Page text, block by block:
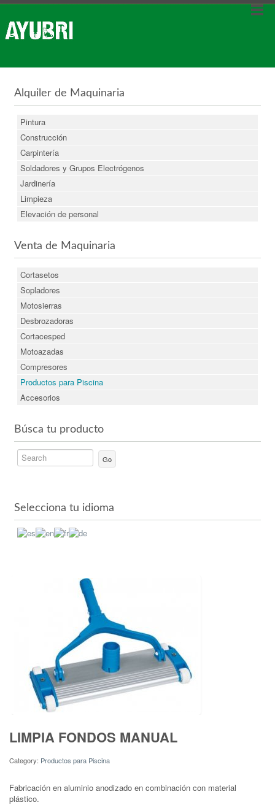
Alquiler de Maquinaria
Pintura
Construcción
Carpintería
Soldadores y Grupos Electrógenos
Jardinería
Limpieza
Elevación de personal
Venta de Maquinaria
Cortasetos
Sopladores
Motosierras
Desbrozadoras
Cortacesped
Motoazadas
Compresores
Productos para Piscina
Accesorios
Búsca tu producto
Go
Selecciona tu idioma
LIMPIA FONDOS MANUAL
Category: Productos para Piscina
Fabricación en aluminio anodizado en combinación con material
plástico.